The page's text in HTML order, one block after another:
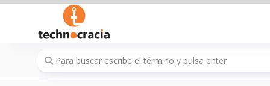
Saltar
contenido